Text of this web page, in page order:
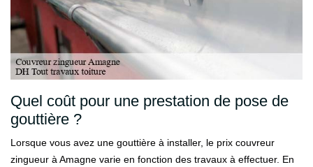
Quel coût pour une prestation de pose de
gouttière ?
Lorsque vous avez une gouttière à installer, le prix couvreur
zingueur à Amagne varie en fonction des travaux à effectuer. En